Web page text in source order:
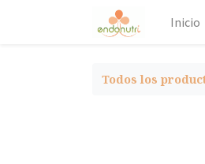
Inicio
Todos los